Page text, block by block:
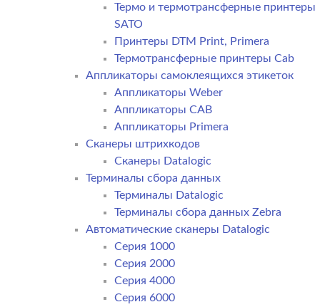
Термо и термотрансферные принтеры
SATO
Принтеры DTM Print, Primera
Термотрансферные принтеры Cab
Аппликаторы самоклеящихся этикеток
Аппликаторы Weber
Аппликаторы CAB
Аппликаторы Primera
Сканеры штрихкодов
Сканеры Datalogic
Терминалы сбора данных
Терминалы Datalogic
Терминалы сбора данных Zebra
Автоматические сканеры Datalogic
Серия 1000
Серия 2000
Серия 4000
Серия 6000